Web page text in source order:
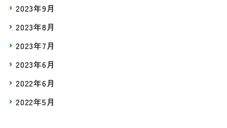
2023年9月
2023年8月
2023年7月
2023年6月
2022年6月
2022年5月